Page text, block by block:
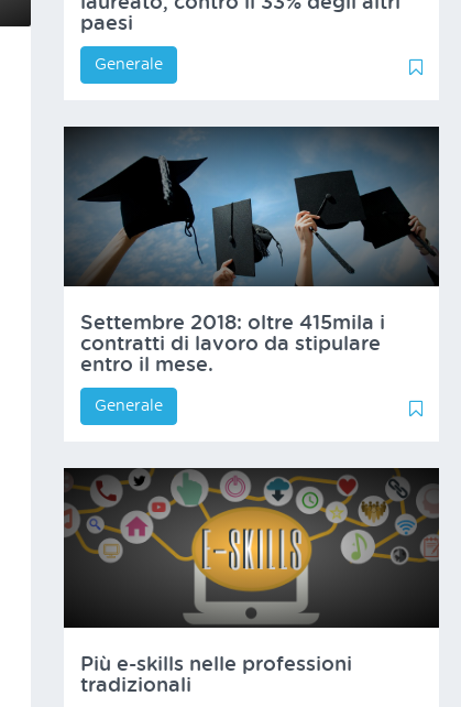
paesi
00
Generale
Settembre 2018: oltre 415mila i
contratti di lavoro da stipulare
entro il mese.
0
1
Generale
Più e-skills nelle professioni
tradizionali